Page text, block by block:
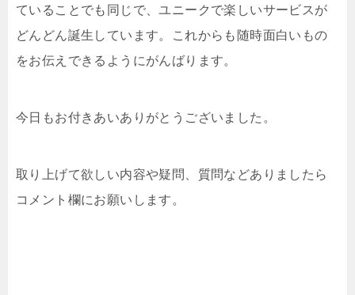
ていることでも同じで、ユニークで楽しいサービスが
どんどん誕生しています。これからも随時面白いもの
をお伝えできるようにがんばります。
今日もお付きあいありがとうございました。
取り上げて欲しい内容や疑問、質問などありましたら
コメント欄にお願いします。